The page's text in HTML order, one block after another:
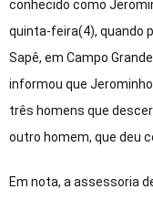
conhecido como
quinta-feira(4), quando
Sapê, em Campo
informou que
três homens que
outro homem, que deu
Em nota, a assessoria